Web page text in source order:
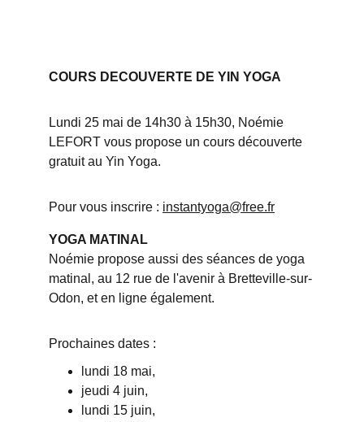
COURS DECOUVERTE DE YIN YOGA
Lundi 25 mai de 14h30 à 15h30, Noémie
LEFORT vous propose un cours découverte
gratuit au Yin Yoga.
Pour vous inscrire : instantyoga@free.fr
YOGA MATINAL
Noémie propose aussi des séances de yoga
matinal, au 12 rue de l'avenir à Bretteville-sur-
Odon, et en ligne également.
Prochaines dates :
lundi 18 mai,
jeudi 4 juin,
lundi 15 juin,